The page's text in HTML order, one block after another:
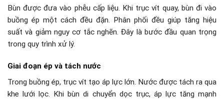
Bùn được đưa vào phễu cấp liệu. Khi trục vít quay, bùn đi vào
buồng ép một cách đều đặn. Phân phối đều giúp tăng hiệu
suất và giảm nguy cơ tắc nghẽn. Đây là bước đầu quan trọng
trong quy trình xử lý.
Giai đoạn ép và tách nước
Trong buồng ép, trục vít tạo áp lực lớn. Nước được tách ra qua
khe lưới lọc. Khi bùn di chuyển dọc trục, áp lực tăng mạnh